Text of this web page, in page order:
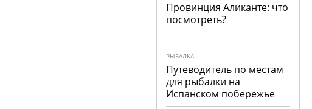
Провинция Аликанте: что
посмотреть?
РЫБАЛКА
Путеводитель по местам
для рыбалки на
Испанском побережье